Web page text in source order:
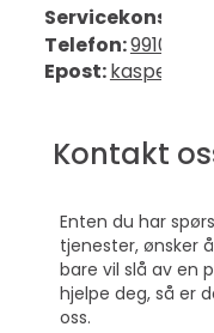
Servicekonsulent
Telefon:99108628
Epost:
Kontakt
Enten du har
tjenester, ønsker
bare vil slå av en
hjelpe deg, så er
oss.